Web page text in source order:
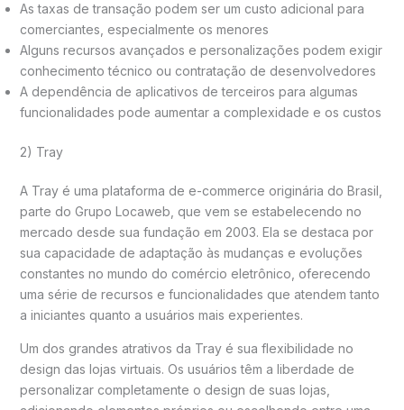
As taxas de transação podem ser um custo adicional para
comerciantes, especialmente os menores
Alguns recursos avançados e personalizações podem exigir
conhecimento técnico ou contratação de desenvolvedores
A dependência de aplicativos de terceiros para algumas
funcionalidades pode aumentar a complexidade e os custos
2) Tray
A Tray é uma plataforma de e-commerce originária do Brasil,
parte do Grupo Locaweb, que vem se estabelecendo no
mercado desde sua fundação em 2003. Ela se destaca por
sua capacidade de adaptação às mudanças e evoluções
constantes no mundo do comércio eletrônico, oferecendo
uma série de recursos e funcionalidades que atendem tanto
a iniciantes quanto a usuários mais experientes.
Um dos grandes atrativos da Tray é sua flexibilidade no
design das lojas virtuais. Os usuários têm a liberdade de
personalizar completamente o design de suas lojas,